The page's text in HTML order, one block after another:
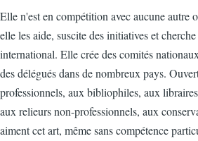
Elle n'est en compétition avec aucune autre
elle les aide, suscite des initiatives et
international. Elle crée des comités
des délégués dans de nombreux pays.
professionnels, aux bibliophiles, aux
aux relieurs non-professionnels, aux
aiment cet art, même sans compétence